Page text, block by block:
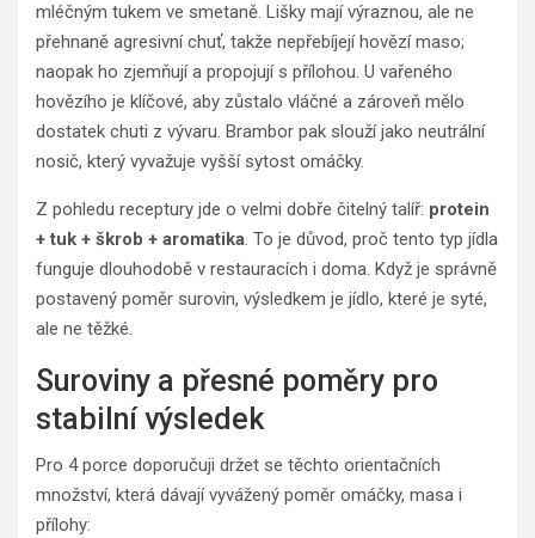
mléčným tukem ve smetaně. Lišky mají výraznou, ale ne
přehnaně agresivní chuť, takže nepřebíjejí hovězí maso;
naopak ho zjemňují a propojují s přílohou. U vařeného
hovězího je klíčové, aby zůstalo vláčné a zároveň mělo
dostatek chuti z vývaru. Brambor pak slouží jako neutrální
nosič, který vyvažuje vyšší sytost omáčky.
Z pohledu receptury jde o velmi dobře čitelný talíř: protein
+ tuk + škrob + aromatika. To je důvod, proč tento typ jídla
funguje dlouhodobě v restauracích i doma. Když je správně
postavený poměr surovin, výsledkem je jídlo, které je syté,
ale ne těžké.
Suroviny a přesné poměry pro
stabilní výsledek
Pro 4 porce doporučuji držet se těchto orientačních
množství, která dávají vyvážený poměr omáčky, masa i
přílohy: